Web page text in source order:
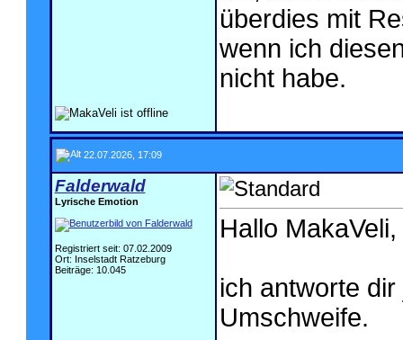
überdies mit
wenn ich
nicht habe.
22.07.2026, 17:09
Falderwald
Lyrische Emotion
Registriert seit: 07.02.2009
Ort: Inselstadt Ratzeburg
Beiträge: 10.045
Hallo MakaVeli,
ich antworte
Umschweife.